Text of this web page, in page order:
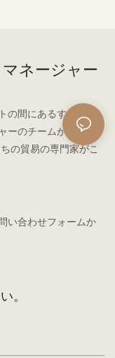
ネージャー
間にあるすべての
のチームからのシ
の貿易の専門家がこ
い合わせフォームか
。